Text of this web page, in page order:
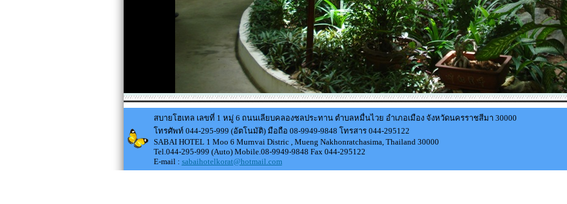
สบายโฮเทล เลขที่ 1 หมู่ 6 ถนนเลียบคลองชลประทาน ตำบลหมื่นไวย อำเภอเมือง จังหวัดนครราชสีมา 30000
โทรศัพท์ 044-295-999 (อัตโนมัติ) มือถือ 08-9949-9848 โทรสาร 044-295122
SABAI HOTEL 1 Moo 6 Murnvai Distric , Mueng Nakhonratchasima, Thailand 30000
Tel.044-295-999 (Auto) Mobile.08-9949-9848 Fax 044-295122
E-mail : sabaihotelkorat@hotmail.com